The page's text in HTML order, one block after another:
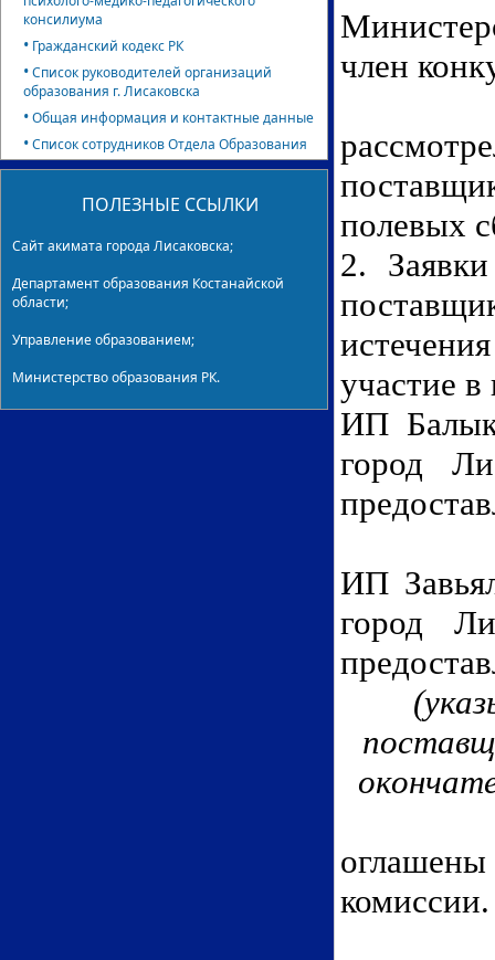
консилиума
• Гражданский кодекс РК
•Список руководителей организаций
образования г. Лисаковска
•Общая информация и контактные данные
•Список сотрудников Отдела Образования
ПОЛЕЗНЫЕ ССЫЛКИ
Сайт акимата города Лисаковска;
Департамент образования Костанайской
области;
Управление образованием;
Министерство образования РК.
член
полевых
2.
участие в
ИП
город
ИП
город
комиссии.